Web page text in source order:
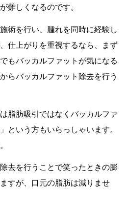
難しくなるのです。
術を行い、腫れを同時に経験し
仕上がりを重視するなら、まず
もバッカルファットが気になる
らバッカルファット除去を行う
脂肪吸引ではなくバッカルファ
という方もいらっしゃいます。
去を行うことで笑ったときの膨
すが、口元の脂肪は減りませ